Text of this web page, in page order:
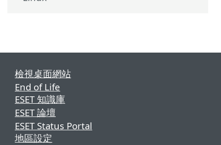
檢視桌面網站
End of Life
ESET 知識庫
ESET 論壇
ESET Status Portal
地區設定